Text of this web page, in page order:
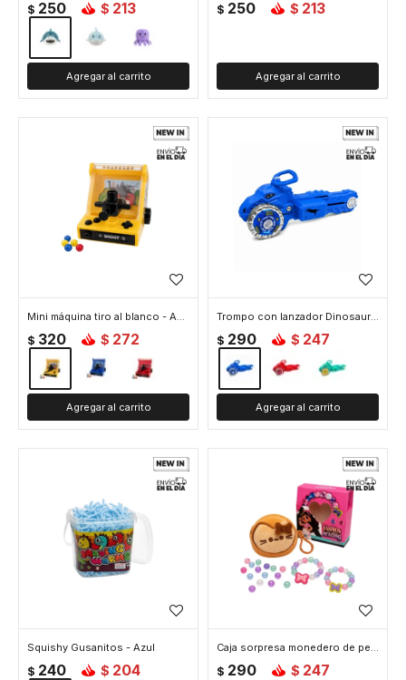
$ 250 $ 213 $ 250 $ 213
Mini máquina tiro al blanco - Amarillo
$ 320 $ 272
Trompo con lanzador Dinosaurio - Azul
$ 290 $ 247
Squishy Gusanitos - Azul
$ 240 $ 204
Caja sorpresa monedero de peluche
$ 290 $ 247